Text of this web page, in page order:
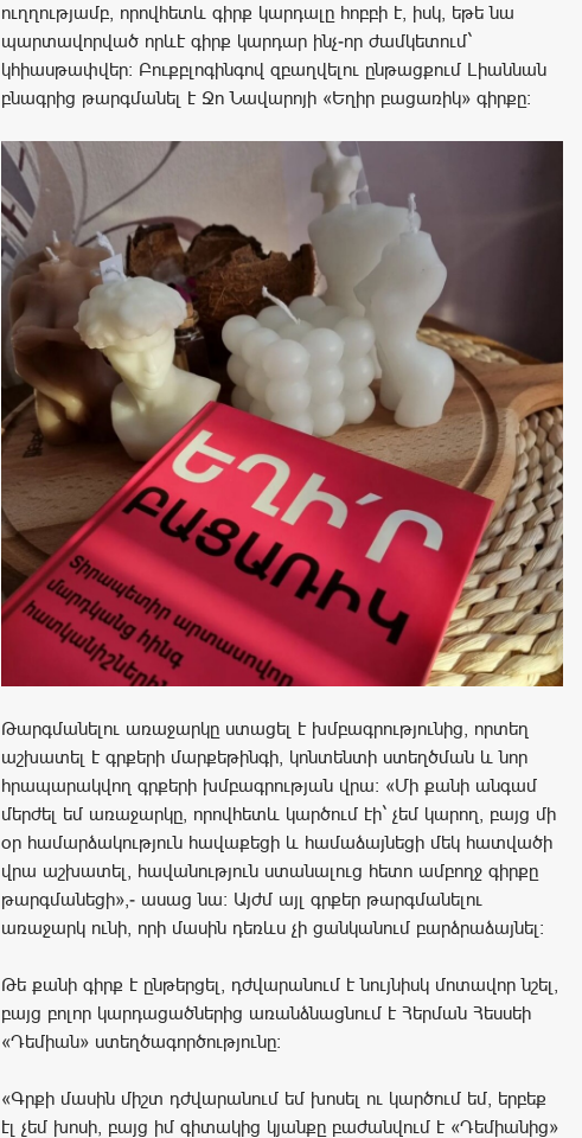
ուղղությամբ, որովհետև գիրք կարդալը հոբբի է, իսկ, եթե նա
պարտավորված որևէ գիրք կարդար ինչ-որ ժամկետում`
կհիասթափվեր։ Բուքբլոգինգով զբաղվելու ընթացքում Լիաննան
բնագրից թարգմանել է Ջո Նավարոյի «Եղիր բացառիկ» գիրքը։
Թարգմանելու առաջարկը ստացել է խմբագրությունից, որտեղ
աշխատել է գրքերի մարքեթինգի, կոնտենտի ստեղծման և նոր
հրապարակվող գրքերի խմբագրության վրա։ «Մի քանի անգամ
մերժել եմ առաջարկը, որովհետև կարծում էի` չեմ կարող, բայց մի
օր համարձակություն հավաքեցի և համաձայնեցի մեկ հատվածի
վրա աշխատել, հավանություն ստանալուց հետո ամբողջ գիրքը
թարգմանեցի»,- ասաց նա։ Այժմ այլ գրքեր թարգմանելու
առաջարկ ունի, որի մասին դեռևս չի ցանկանում բարձրաձայնել։
Թե քանի գիրք է ընթերցել, դժվարանում է նույնիսկ մոտավոր նշել,
բայց բոլոր կարդացածներից առանձնացնում է Հերման Հեսսեի
«Դեմիան» ստեղծագործությունը։
«Գրքի մասին միշտ դժվարանում եմ խոսել ու կարծում եմ, երբեք
էլ չեմ խոսի, բայց իմ գիտակից կյանքը բաժանվում է «Դեմիանից»